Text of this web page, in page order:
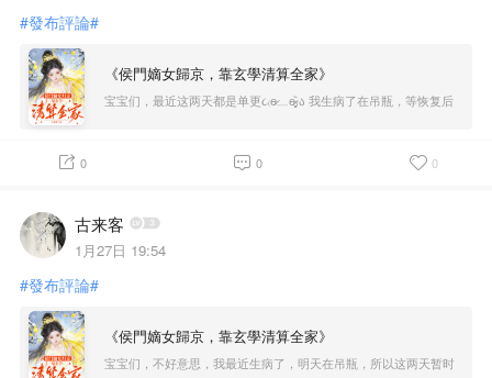
#發布評論#
《侯門嫡女歸京，靠玄學清算全家》
宝宝们，最近这两天都是单更૮₍ɵ̷﹏ɵ̷̥̥᷅₎ა 我生病了在吊瓶，等恢复后
0 0 0
古来客
1月27日 19:54
#發布評論#
《侯門嫡女歸京，靠玄學清算全家》
宝宝们，不好意思，我最近生病了，明天在吊瓶，所以这两天暂时